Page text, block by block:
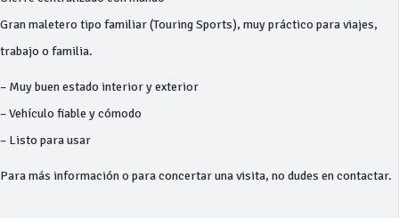
Gran maletero tipo familiar (Touring Sports), muy práctico para viajes,
trabajo o familia.
– Muy buen estado interior y exterior
– Vehículo fiable y cómodo
– Listo para usar
Para más información o para concertar una visita, no dudes en contactar.